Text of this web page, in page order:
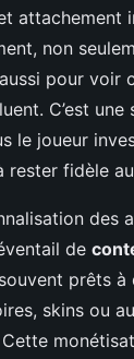
attachement
non
pour voir
C’est une
le joueur
rester fidèle
des
de
prêts à
skins ou